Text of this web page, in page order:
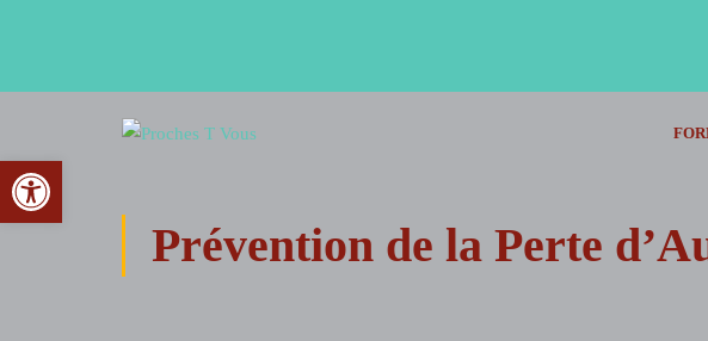
Prévention de la Perte
Ouvrir la barre d’outils